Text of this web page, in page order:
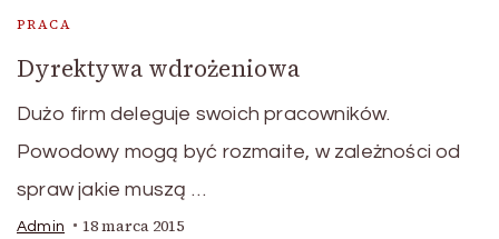
PRACA
Dyrektywa wdrożeniowa
Dużo firm deleguje swoich pracowników.
Powodowy mogą być rozmaite, w zależności od
spraw jakie muszą …
Admin 18 marca 2015